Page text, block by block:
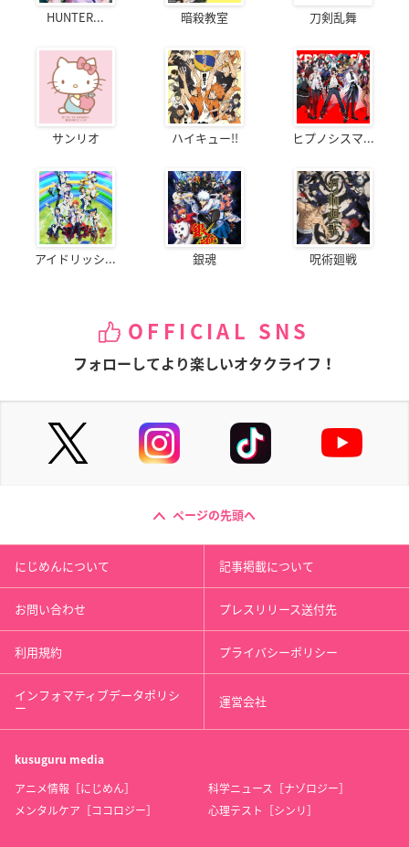
HUNTER... 暗殺教室 刀剣乱舞
サンリオ ハイキュー!! ヒプノシスマ...
アイドリッシ... 銀魂 呪術廻戦
OFFICIAL SNS
フォローしてより楽しいオタクライフ！
ページの先頭へ
にじめんについて 記事掲載について
お問い合わせ プレスリリース送付先
利用規約 プライバシーポリシー
インフォマティブデータポリシ
ー 運営会社
kusuguru media
アニメ情報［にじめん］
科学ニュース［ナゾロジー］
メンタルケア［ココロジー］
心理テスト［シンリ］